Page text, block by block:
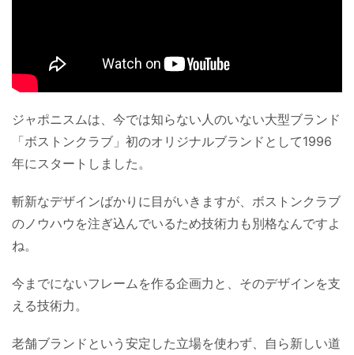
ジャポニスムは、今では知らない人のいない大型ブランド
「ボストンクラブ」初のオリジナルブランドとして1996
年にスタートしました。
斬新なデザインばかりに目がいきますが、ボストンクラブ
のノウハウを注ぎ込んでいるため技術力も別格なんですよ
ね。
今までにないフレームを作る企画力と、そのデザインを支
える技術力。
老舗ブランドという安定した立場を使わず、自ら新しい道